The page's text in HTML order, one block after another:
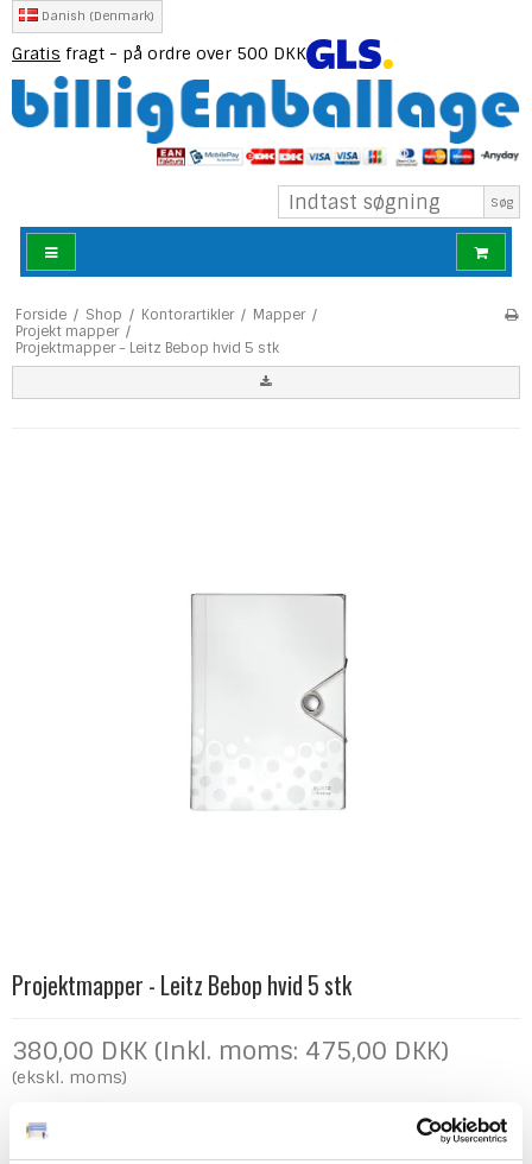
Danish (Denmark)
Gratis fragt - på ordre over 500 DKK
Søg
Forside / Shop / Kontorartikler / Mapper /
Projekt mapper /
Projektmapper - Leitz Bebop hvid 5 stk
Projektmapper - Leitz Bebop hvid 5 stk
380,00 DKK (Inkl. moms: 475,00 DKK)
(ekskl. moms)